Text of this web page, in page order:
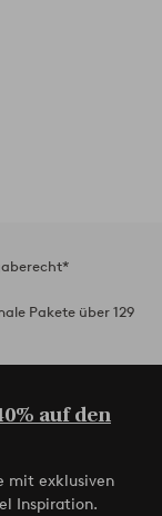
Pakete über 129
auf den
mit exklusiven
Inspiration.